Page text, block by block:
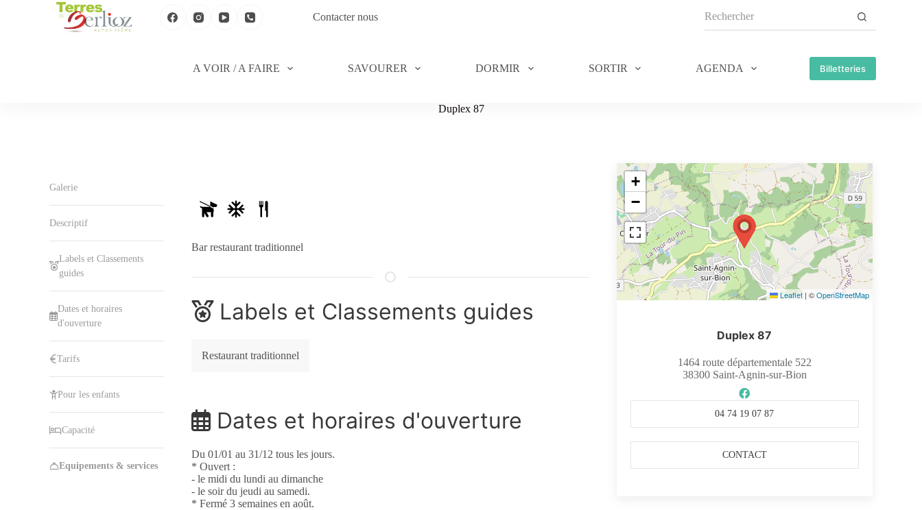
Contacter nous
A VOIR / A FAIRE SAVOURER DORMIR SORTIR AGENDA Billetteries
Duplex 87
Galerie
Descriptif
Labels et Classements
guides
Dates et horaires
d'ouverture
Tarifs
Pour les enfants
Capacité
Equipements & services
Bar restaurant traditionnel
Labels et Classements guides
Restaurant traditionnel
Dates et horaires d'ouverture
Du 01/01 au 31/12 tous les jours.
* Ouvert :
- le midi du lundi au dimanche
- le soir du jeudi au samedi.
* Fermé 3 semaines en août.
+
−
Leaflet | ©OpenStreetMap
Duplex 87
1464 route départementale 522
38300Saint-Agnin-sur-Bion
04 74 19 07 87
CONTACT